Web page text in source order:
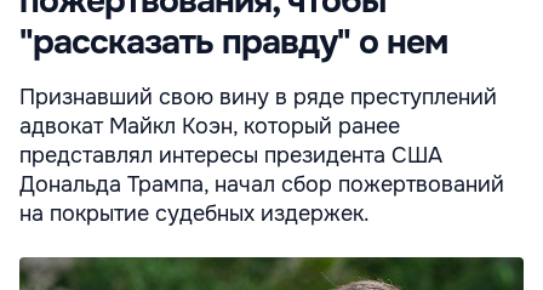
"рассказать правду" о нем
Признавший свою вину в ряде преступлений
адвокат Майкл Коэн, который ранее
представлял интересы президента США
Дональда Трампа, начал сбор пожертвований
на покрытие судебных издержек.